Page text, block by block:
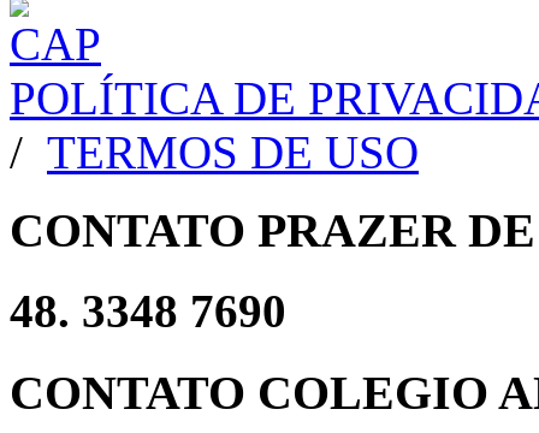
POLÍTICA DE
/ TERMOS DE USO
CONTATO PRAZER
48. 3348 7690
CONTATO COLEGIO